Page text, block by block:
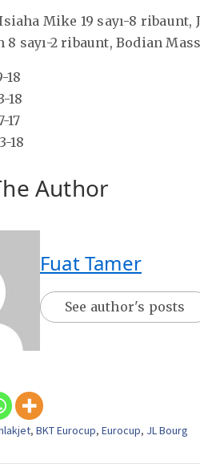
Mike 19 sayı-8 ribaunt,
8 sayı-2 ribaunt, Bodian
18
18
17
18
Author
Fuat Tamer
See author's posts
, BKT Eurocup, Eurocup, JL Bourg